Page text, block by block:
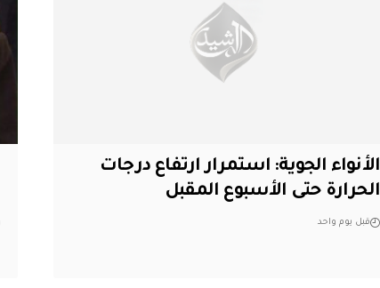
الأنواء الجوية: استمرار ارتفاع درجات
الحرارة حتى الأسبوع المقبل
قبل يوم واحد